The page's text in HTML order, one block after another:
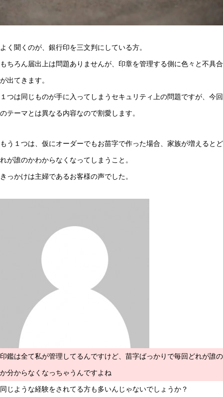
よく聞くのが、銀行印を三文判にしている方。
もちろん届出上は問題ありませんが、印章を管理する側に色々と不具合
が出てきます。
１つは同じものが手に入ってしまうセキュリティ上の問題ですが、今回
のテーマとは異なる内容なので割愛します。
もう１つは、仮にオーダーでもお苗字で作った場合、家族が増えるとど
れが誰のかわからなくなってしまうこと。
きっかけは主婦であるお客様の声でした。
印鑑は全て私が管理してるんですけど、苗字ばっかりで毎回どれが誰の
か分からなくなっちゃうんですよね
同じような経験をされてる方も多いんじゃないでしょうか？